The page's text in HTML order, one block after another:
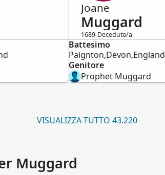
Joane
Muggard
1689-Deceduto/a
Femmina
Battesimo
Paignton,Devon,England
Genitore
Prophet Muggard
VISUALIZZA TUTTO 43.220
Muggard